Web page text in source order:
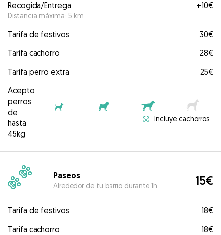
Recogida/Entrega
Distancia máxima: 5 km
+10€
Tarifa de festivos
30€
Tarifa cachorro
28€
Tarifa perro extra
25€
Acepto
perros
de
hasta
45kg
Incluye cachorros
Paseos
Alrededor de tu barrio durante 1h 15€
Tarifa de festivos
18€
Tarifa cachorro
18€